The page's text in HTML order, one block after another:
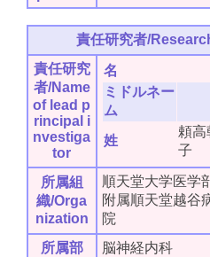
責任研究者/
責任研究
者/Name
of lead p
rincipal i
nvestiga
tor
名
ミドルネー
ム
姓
頼高
子
所属組
織/Orga
nization
順天堂大学医学
附属順天堂越谷
院
所属部
脳神経内科